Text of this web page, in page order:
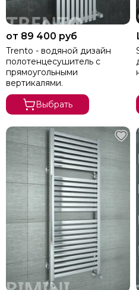
от 89 400 руб
Trento - водяной дизайн
полотенцесушитель с
прямоугольными
вертикалями.
Выбрать